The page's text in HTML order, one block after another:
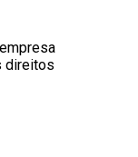
direitos